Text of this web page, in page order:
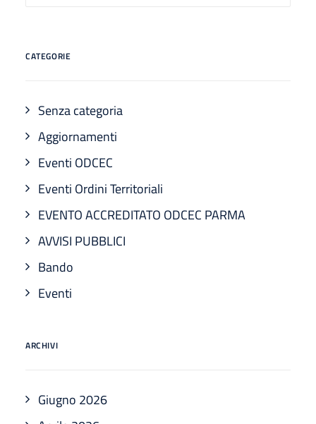
CATEGORIE
Senza categoria
Aggiornamenti
Eventi ODCEC
Eventi Ordini Territoriali
EVENTO ACCREDITATO ODCEC PARMA
AVVISI PUBBLICI
Bando
Eventi
ARCHIVI
Giugno 2026